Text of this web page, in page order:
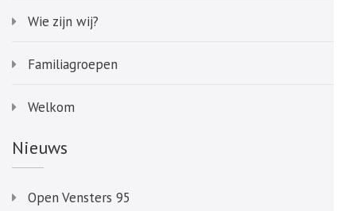
Wie zijn wij?
Familiagroepen
Welkom
Nieuws
Open Vensters 95